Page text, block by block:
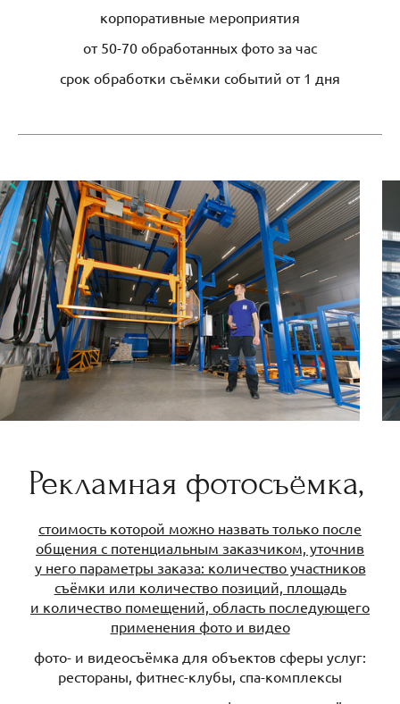
корпоративные мероприятия
от 50-70 обработанных фото за час
срок обработки съёмки событий от 1 дня
Рекламная фотосъёмка,
стоимость которой можно назвать только после
общения с потенциальным заказчиком, уточнив
у него параметры заказа: количество участников
съёмки или количество позиций, площадь
и количество помещений, область последующего
применения фото и видео
фото- и видеосъёмка для объектов сферы услуг:
рестораны, фитнес-клубы, спа-комплексы